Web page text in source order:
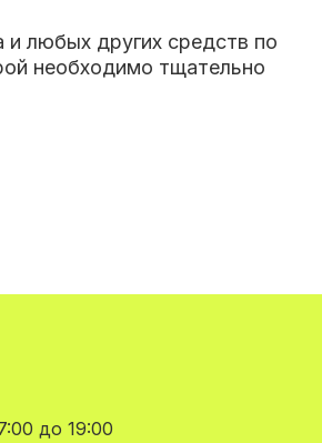
и любых других средств по
необходимо тщательно
до 19:00